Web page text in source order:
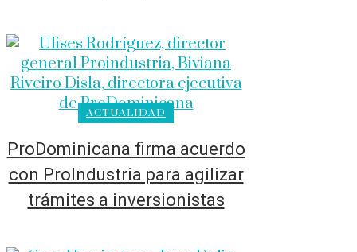
ACTUALIDAD
ProDominicana firma acuerdo
con ProIndustria para agilizar
trámites a inversionistas